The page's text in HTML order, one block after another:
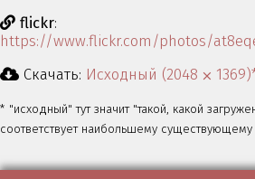
flickr:
https://www.flickr.com/photos/
Скачать: Исходный (2048 ⨉
* "исходный" тут значит "такой, какой
соответствует наибольшему существующему